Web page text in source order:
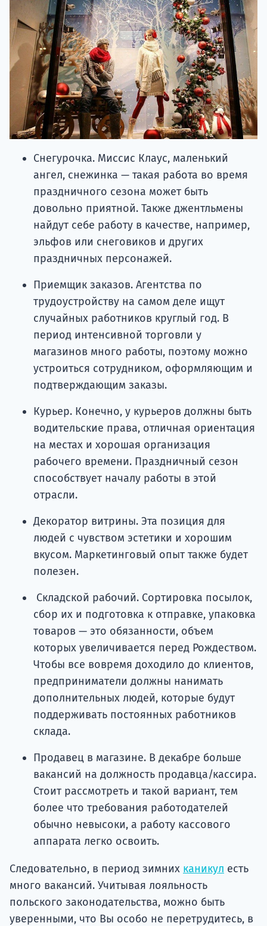
Снегурочка. Миссис Клаус, маленький
ангел, снежинка — такая работа во время
праздничного сезона может быть
довольно приятной. Также джентльмены
найдут себе работу в качестве, например,
эльфов или снеговиков и других
праздничных персонажей.
Приемщик заказов. Агентства по
трудоустройству на самом деле ищут
случайных работников круглый год. В
период интенсивной торговли у
магазинов много работы, поэтому можно
устроиться сотрудником, оформляющим и
подтверждающим заказы.
Курьер. Конечно, у курьеров должны быть
водительские права, отличная ориентация
на местах и хорошая организация
рабочего времени. Праздничный сезон
способствует началу работы в этой
отрасли.
Декоратор витрины. Эта позиция для
людей с чувством эстетики и хорошим
вкусом. Маркетинговый опыт также будет
полезен.
Складской рабочий. Сортировка посылок,
сбор их и подготовка к отправке, упаковка
товаров — это обязанности, объем
которых увеличивается перед Рождеством.
Чтобы все вовремя доходило до клиентов,
предприниматели должны нанимать
дополнительных людей, которые будут
поддерживать постоянных работников
склада.
Продавец в магазине. В декабре больше
вакансий на должность продавца/кассира.
Стоит рассмотреть и такой вариант, тем
более что требования работодателей
обычно невысоки, а работу кассового
аппарата легко освоить.
Следовательно, в период зимних каникул есть
много вакансий. Учитывая лояльность
польского законодательства, можно быть
уверенными, что Вы особо не перетрудитесь, в